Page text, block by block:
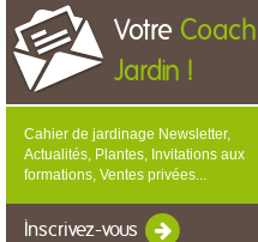
Votre Coach
Jardin !
Cahier de jardinage Newsletter,
Actualités, Plantes, Invitations aux
formations, Ventes privées...
Inscrivez-vous